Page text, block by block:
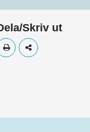
Skriv ut
Skriv utDela